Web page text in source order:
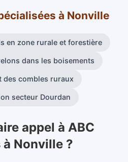
à Nonville
en zone rurale et forestière
dans les boisements
des combles ruraux
secteur Dourdan
appel à ABC
à Nonville ?